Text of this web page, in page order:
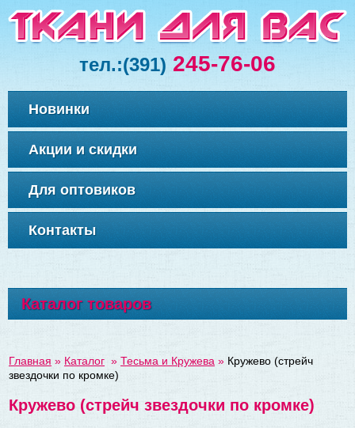
тел.:(391) 245-76-06
Новинки
Акции и скидки
Для оптовиков
Контакты
Каталог товаров
Главная » Каталог » Тесьма и Кружева » Кружево (стрейч
звездочки по кромке)
Кружево (стрейч звездочки по кромке)